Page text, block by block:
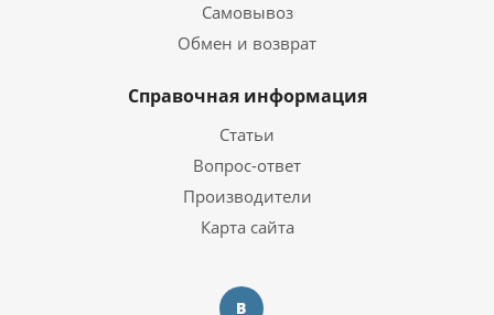
Самовывоз
Обмен и возврат
Справочная информация
Статьи
Вопрос-ответ
Производители
Карта сайта